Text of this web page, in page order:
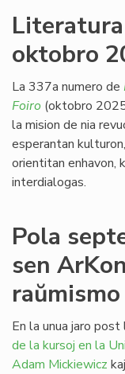
oktobro
La 337a numero de
Foiro (oktobro
la mision de nia
esperantan
orientitan enhavon,
interdialogas.
Pola
sen
raŭmismo
En la unua jaro post
de la kursoj en la
Adam Mickiewicz